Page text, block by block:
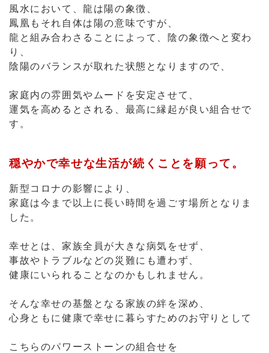
風水において、龍は陽の象徴、
鳳凰もそれ自体は陽の意味ですが、
龍と組み合わさることによって、陰の象徴へと変わ
り、
陰陽のバランスが取れた状態となりますので、
家庭内の雰囲気やムードを安定させて、
運気を高めるとされる、最高に縁起が良い組合せで
す。
穏やかで幸せな生活が続くことを願って。
新型コロナの影響により、
家庭は今まで以上に長い時間を過ごす場所となりま
した。
幸せとは、家族全員が大きな病気をせず、
事故やトラブルなどの災難にも遭わず、
健康にいられることなのかもしれません。
そんな幸せの基盤となる家族の絆を深め、
心身ともに健康で幸せに暮らすためのお守りとして
こちらのパワーストーンの組合せを